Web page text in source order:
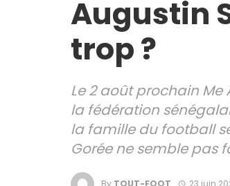
Augustin
trop ?
Le 2 août prochain
la fédération
la famille du football
Gorée ne semble pas
By TOUT-FOOT 23 juin